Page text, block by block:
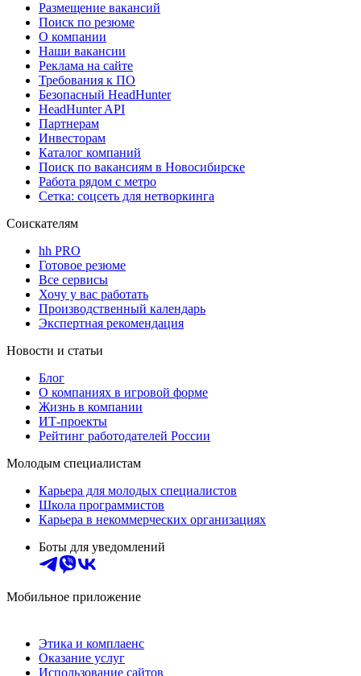
Размещение вакансий
Поиск по резюме
О компании
Наши вакансии
Реклама на сайте
Требования к ПО
Безопасный HeadHunter
HeadHunter API
Партнерам
Инвесторам
Каталог компаний
Поиск по вакансиям в Новосибирске
Работа рядом с метро
Сетка: соцсеть для нетворкинга
Соискателям
hh PRO
Готовое резюме
Все сервисы
Хочу у вас работать
Производственный календарь
Экспертная рекомендация
Новости и статьи
Блог
О компаниях в игровой форме
Жизнь в компании
ИТ-проекты
Рейтинг работодателей России
Молодым специалистам
Карьера для молодых специалистов
Школа программистов
Карьера в некоммерческих организациях
Боты для уведомлений
Мобильное приложение
Этика и комплаенс
Оказание услуг
Использование сайтов